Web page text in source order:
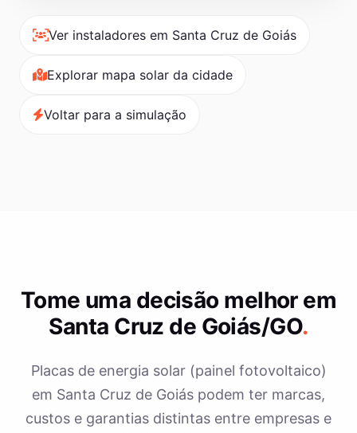
Ver instaladores em Santa Cruz de Goiás
Explorar mapa solar da cidade
Voltar para a simulação
Tome uma decisão melhor em
Santa Cruz de Goiás/GO.
Placas de energia solar (painel fotovoltaico)
em Santa Cruz de Goiás podem ter marcas,
custos e garantias distintas entre empresas e